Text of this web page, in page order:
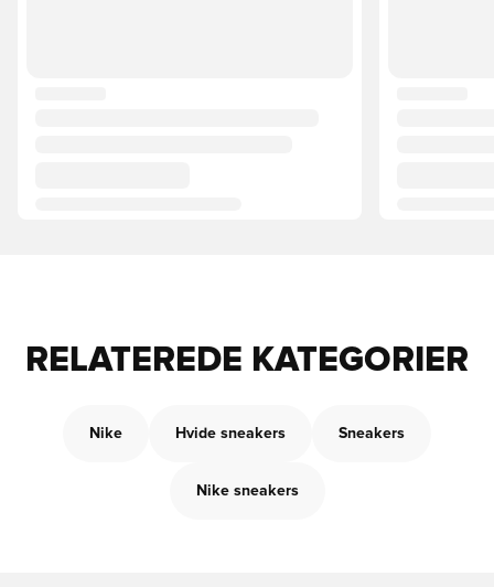
RELATEREDE KATEGORIER
Nike Hvide sneakers Sneakers
Nike sneakers